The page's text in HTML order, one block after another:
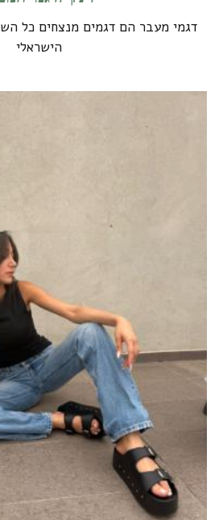
דגמי מעבר הם דגמים מנצחים כל
הישראלי